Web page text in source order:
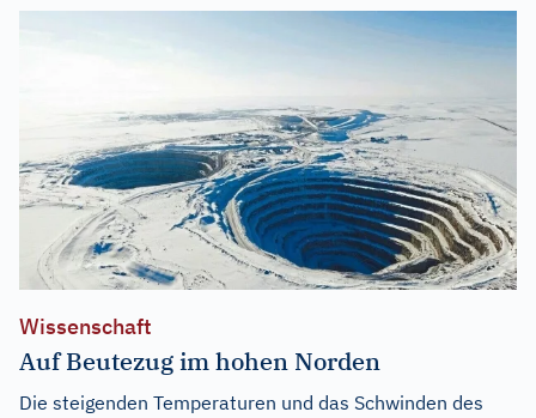
Wissenschaft
Auf Beutezug im hohen Norden
Die steigenden Temperaturen und das Schwinden des